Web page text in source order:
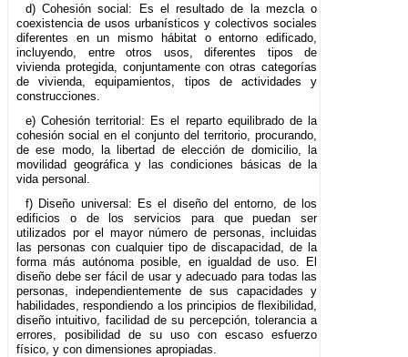
d) Cohesión social: Es el resultado de la mezcla o
coexistencia de usos urbanísticos y colectivos sociales
diferentes en un mismo hábitat o entorno edificado,
incluyendo, entre otros usos, diferentes tipos de
vivienda protegida, conjuntamente con otras categorías
de vivienda, equipamientos, tipos de actividades y
construcciones.
e) Cohesión territorial: Es el reparto equilibrado de la
cohesión social en el conjunto del territorio, procurando,
de ese modo, la libertad de elección de domicilio, la
movilidad geográfica y las condiciones básicas de la
vida personal.
f) Diseño universal: Es el diseño del entorno, de los
edificios o de los servicios para que puedan ser
utilizados por el mayor número de personas, incluidas
las personas con cualquier tipo de discapacidad, de la
forma más autónoma posible, en igualdad de uso. El
diseño debe ser fácil de usar y adecuado para todas las
personas, independientemente de sus capacidades y
habilidades, respondiendo a los principios de flexibilidad,
diseño intuitivo, facilidad de su percepción, tolerancia a
errores, posibilidad de su uso con escaso esfuerzo
físico, y con dimensiones apropiadas.